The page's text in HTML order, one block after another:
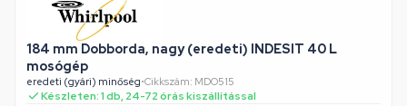
184 mm Dobborda, nagy (eredeti) INDESIT 40 L
mosógép
eredeti (gyári) minőség•Cikkszám: MDO515
Készleten: 1 db, 24-72 órás kiszállítással